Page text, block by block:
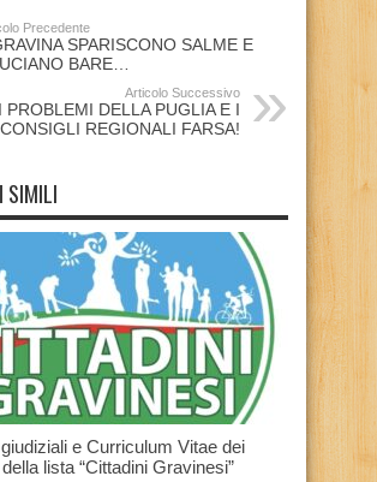
Precedente
SPARISCONO SALME E
BARE…
Articolo Successivo
I PROBLEMI DELLA PUGLIA E I
CONSIGLI REGIONALI FARSA!
SIMILI
e Curriculum Vitae dei
lista “Cittadini Gravinesi”